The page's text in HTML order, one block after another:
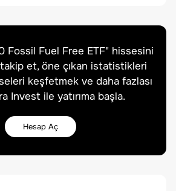
Fossil Fuel Free ETF" hissesini
et, öne çıkan istatistikleri
keşfetmek ve daha fazlası
Invest ile yatırıma başla.
Hesap Aç